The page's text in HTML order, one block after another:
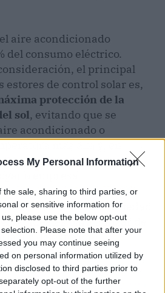
My Personal Information
the sale, sharing to third parties, or
or sensitive information for
please use the below opt-out
Please note that after your
you may continue seeing
on personal information utilized by
disclosed to third parties prior to
opt-out of the further
aire acondicionado
del consumo eléctrico.
el principal
estores de control solar es,
protección de la
sol, evitando que se
acondicionado o
un granahorro
clientes una gran variedad
ideales para utilizar de
la luz de exterior,
y el calor que se
y puertas.